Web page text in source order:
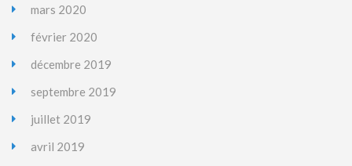
mars 2020
février 2020
décembre 2019
septembre 2019
juillet 2019
avril 2019